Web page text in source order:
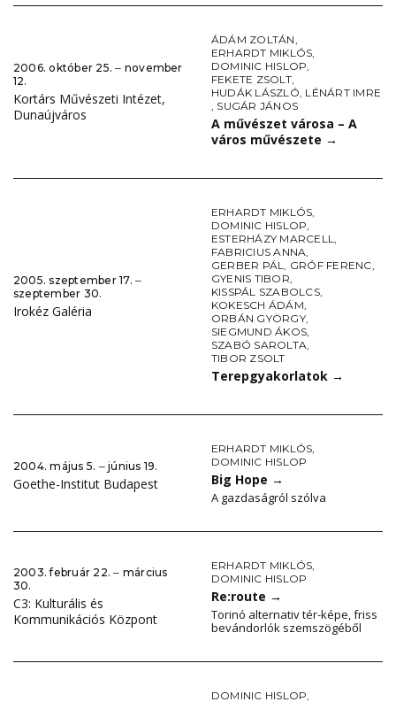
2006. október 25. ‒ november
12.
Kortárs Művészeti Intézet,
Dunaújváros
ÁDÁM ZOLTÁN,
ERHARDT MIKLÓS,
DOMINIC HISLOP,
FEKETE ZSOLT,
HUDÁK LÁSZLÓ, LÉNÁRT IMRE
, SUGÁR JÁNOS
A művészet városa – A
város művészete →
2005. szeptember 17. ‒
szeptember 30.
Irokéz Galéria
ERHARDT MIKLÓS,
DOMINIC HISLOP,
ESTERHÁZY MARCELL,
FABRICIUS ANNA,
GERBER PÁL, GRÓF FERENC,
GYENIS TIBOR,
KISSPÁL SZABOLCS,
KOKESCH ÁDÁM,
ORBÁN GYÖRGY,
SIEGMUND ÁKOS,
SZABÓ SAROLTA,
TIBOR ZSOLT
Terepgyakorlatok →
2004. május 5. ‒ június 19.
Goethe-Institut Budapest
ERHARDT MIKLÓS,
DOMINIC HISLOP
Big Hope →
A gazdaságról szólva
2003. február 22. ‒ március
30.
C3: Kulturális és
Kommunikációs Központ
ERHARDT MIKLÓS,
DOMINIC HISLOP
Re:route →
Torinó alternativ tér-képe, friss
bevándorlók szemszögéből
DOMINIC HISLOP,